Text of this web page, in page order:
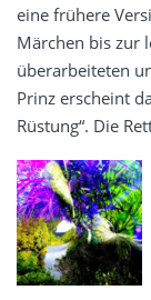
eine frühere
Märchen bis zur
überarbeiteten
Prinz erscheint
Rüstung“. Die